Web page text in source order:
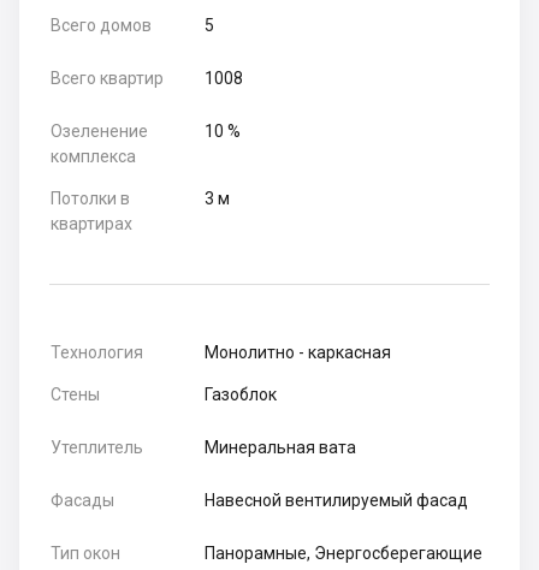
Всего домов 5
Всего квартир 1008
Озеленение
комплекса
10 %
Потолки в
квартирах
3 м
Технология Монолитно - каркасная
Стены Газоблок
Утеплитель Минеральная вата
Фасады Навесной вентилируемый фасад
Тип окон Панорамные, Энергосберегающие